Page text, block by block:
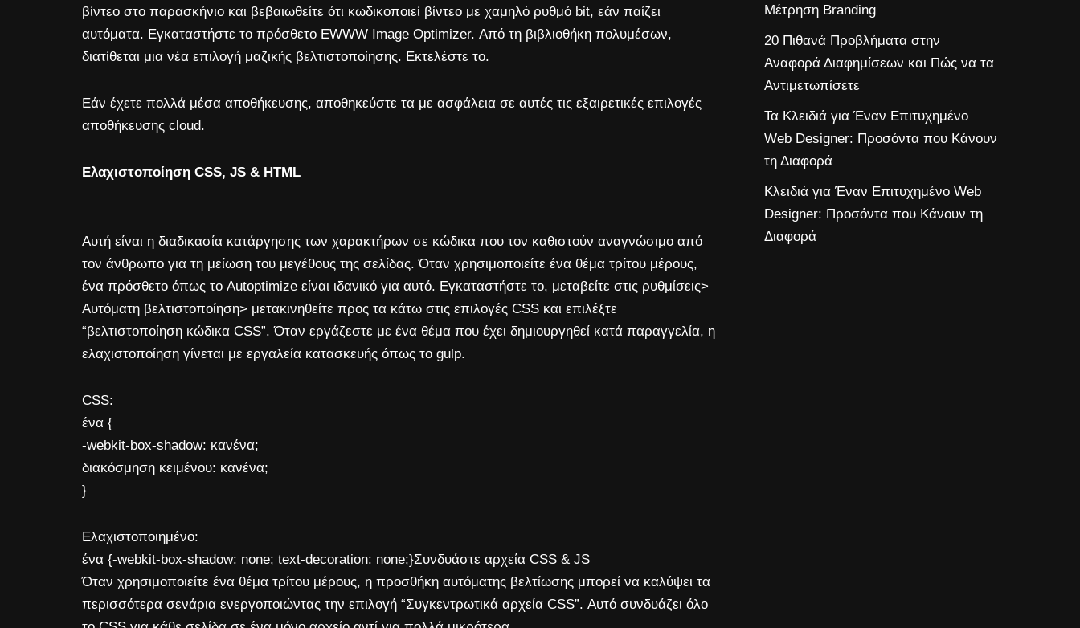
βίντεο στο παρασκήνιο και βεβαιωθείτε ότι κωδικοποιεί βίντεο με χαμηλό ρυθμό bit, εάν παίζει
αυτόματα. Εγκαταστήστε το πρόσθετο EWWW Image Optimizer. Από τη βιβλιοθήκη πολυμέσων,
διατίθεται μια νέα επιλογή μαζικής βελτιστοποίησης. Εκτελέστε το.
Εάν έχετε πολλά μέσα αποθήκευσης, αποθηκεύστε τα με ασφάλεια σε αυτές τις εξαιρετικές επιλογές
αποθήκευσης cloud.
Ελαχιστοποίηση CSS, JS & HTML
Αυτή είναι η διαδικασία κατάργησης των χαρακτήρων σε κώδικα που τον καθιστούν αναγνώσιμο από
τον άνθρωπο για τη μείωση του μεγέθους της σελίδας. Όταν χρησιμοποιείτε ένα θέμα τρίτου μέρους,
ένα πρόσθετο όπως το Autoptimize είναι ιδανικό για αυτό. Εγκαταστήστε το, μεταβείτε στις ρυθμίσεις>
Αυτόματη βελτιστοποίηση> μετακινηθείτε προς τα κάτω στις επιλογές CSS και επιλέξτε
“βελτιστοποίηση κώδικα CSS”. Όταν εργάζεστε με ένα θέμα που έχει δημιουργηθεί κατά παραγγελία, η
ελαχιστοποίηση γίνεται με εργαλεία κατασκευής όπως το gulp.
CSS:
ένα {
-webkit-box-shadow: κανένα;
διακόσμηση κειμένου: κανένα;
}
Ελαχιστοποιημένο:
ένα {-webkit-box-shadow: none; text-decoration: none;}Συνδυάστε αρχεία CSS & JS
Όταν χρησιμοποιείτε ένα θέμα τρίτου μέρους, η προσθήκη αυτόματης βελτίωσης μπορεί να καλύψει τα
περισσότερα σενάρια ενεργοποιώντας την επιλογή “Συγκεντρωτικά αρχεία CSS”. Αυτό συνδυάζει όλο
Μέτρηση Branding
20 Πιθανά Προβλήματα στην
Αναφορά Διαφημίσεων και Πώς να τα
Αντιμετωπίσετε
Τα Κλειδιά για Έναν Επιτυχημένο
Web Designer: Προσόντα που Κάνουν
τη Διαφορά
Κλειδιά για Έναν Επιτυχημένο Web
Designer: Προσόντα που Κάνουν τη
Διαφορά